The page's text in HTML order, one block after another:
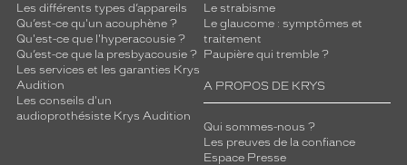
Les différents types d’appareils
Qu’est-ce qu'un acouphène ?
Qu'est-ce que l'hyperacousie ?
Qu’est-ce que la presbyacousie ?
Les services et les garanties Krys
Audition
Les conseils d'un
audioprothésiste Krys Audition
Le strabisme
Le glaucome : symptômes et
traitement
Paupière qui tremble ?
A PROPOS DE KRYS
Qui sommes-nous ?
Les preuves de la confiance
Espace Presse